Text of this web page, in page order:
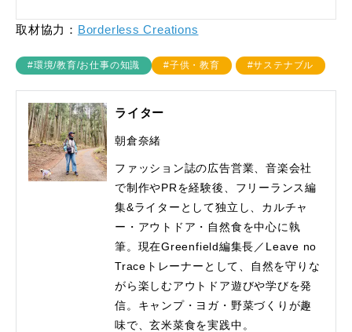
取材協力： Borderless Creations
#環境/教育/お仕事の知識 #子供・教育 #サステナブル
ライター
朝倉奈緒
ファッション誌の広告営業、音楽会社
で制作やPRを経験後、フリーランス編
集&ライターとして独立し、カルチャ
ー・アウトドア・自然食を中心に執
筆。現在Greenfield編集長／Leave no
Traceトレーナーとして、自然を守りな
がら楽しむアウトドア遊びや学びを発
信。キャンプ・ヨガ・野菜づくりが趣
味で、玄米菜食を実践中。